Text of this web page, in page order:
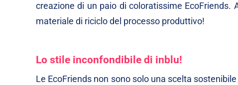
creazione di un paio di coloratissime EcoFriends.
materiale di riciclo del processo produttivo!
Lo stile inconfondibile di inblu!
Le EcoFriends non sono solo una scelta